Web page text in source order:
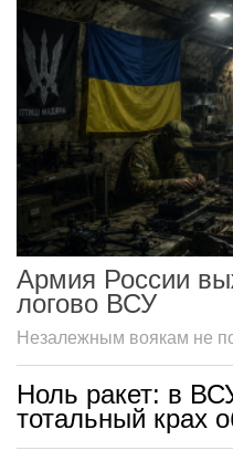
Армия России
логово ВСУ
Незалежным воякам не
Ноль ракет: в
тотальный крах